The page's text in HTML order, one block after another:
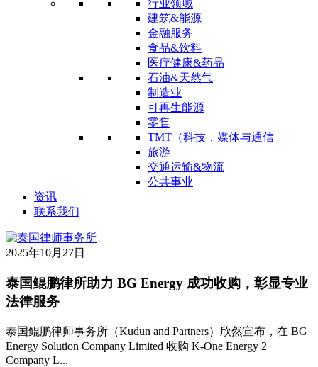
行业领域
建筑&能源
金融服务
食品&饮料
医疗健康&药品
石油&天然气
制造业
可再生能源
零售
TMT（科技，媒体与通信
旅游
交通运输&物流
公共事业
资讯
联系我们
2025年10月27日
泰国鲲鹏律所助力 BG Energy 成功收购，彰显专业
法律服务
泰国鲲鹏律师事务所（Kudun and Partners）欣然宣布，在 BG
Energy Solution Company Limited 收购 K-One Energy 2
Company L...